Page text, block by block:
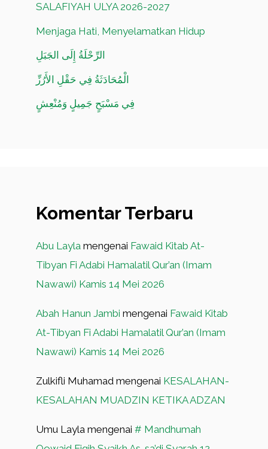
SALAFIYAH ULYA 2026-2027
Menjaga Hati, Menyelamatkan Hidup
الرِّحْلَةُ إِلَى الجَبَلِ
الْمُحَادَثَةُ فِي حَقْلِ الأَرُزِّ
فِي مَسْبَحٍ جَمِيلٍ وَمُنْعِشٍ
Komentar Terbaru
Abu Layla mengenai Fawaid Kitab At-
Tibyan Fi Adabi Hamalatil Qur’an (Imam
Nawawi) Kamis 14 Mei 2026
Abah Hanun Jambi mengenai Fawaid Kitab
At-Tibyan Fi Adabi Hamalatil Qur’an (Imam
Nawawi) Kamis 14 Mei 2026
Zulkifli Muhamad mengenai KESALAHAN-
KESALAHAN MUADZIN KETIKA ADZAN
Umu Layla mengenai # Mandhumah